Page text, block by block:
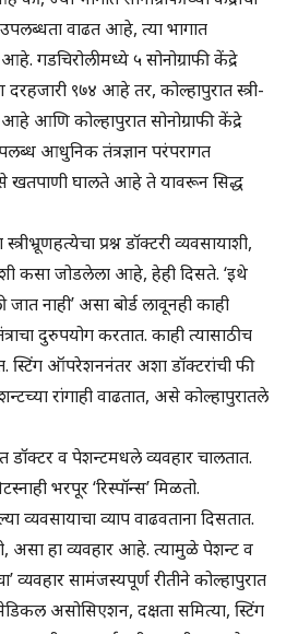
उपलब्धता वाढत आहे, त्या भागात
गडचिरोलीमध्ये ५ सोनोग्राफी केंद्रे
९७४ आहे तर, कोल्हापुरात स्त्री-
आणि कोल्हापुरात सोनोग्राफी केंद्रे
आधुनिक तंत्रज्ञान परंपरागत
खतपाणी घालते आहे ते यावरून सिद्ध
प्रश्न डॉक्टरी व्यवसायाशी,
कसा जोडलेला आहे, हेही दिसते. ‘इथे
नाही’ असा बोर्ड लावूनही काही
दुरुपयोग करतात. काही त्यासाठीच
स्टिंग ऑपरेशननंतर अशा डॉक्टरांची फी
रांगाही वाढतात, असे कोल्हापुरातले
डॉक्टर व पेशन्टमधले व्यवहार चालतात.
भरपूर ‘रिस्पॉन्स’ मिळतो.
व्यवसायाचा व्याप वाढवताना दिसतात.
असा हा व्यवहार आहे. त्यामुळे पेशन्ट व
व्यवहार सामंजस्यपूर्ण रीतीने कोल्हापुरात
असोसिएशन, दक्षता समित्या, स्टिंग